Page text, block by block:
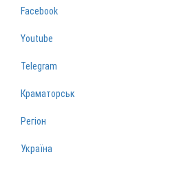
Facebook
Youtube
Telegram
Краматорськ
Регіон
Україна